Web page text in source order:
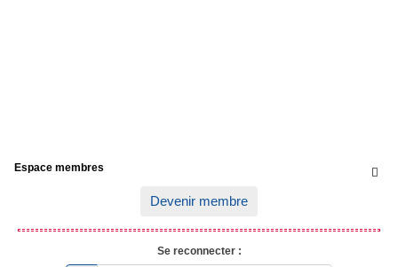

Espace membres
Devenir membre
Se reconnecter :